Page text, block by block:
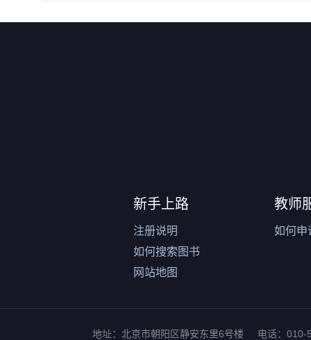
新手上路
注册说明
如何搜索图书
网站地图
教师
如何申
地址：北京市朝阳区静安东里6号楼 电话：010-